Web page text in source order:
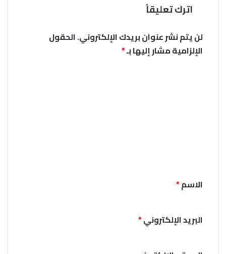
اترك تعليقاً
لن يتم نشر عنوان بريدك الإلكتروني.الحقول
الإلزامية مشار إليها بـ*
الاسم*
البريد الإلكتروني*